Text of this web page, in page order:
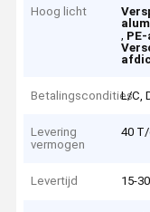
Hoog licht
,
BetalingsconditiesL/C,
Levering
vermogen
40
Levertijd 15-